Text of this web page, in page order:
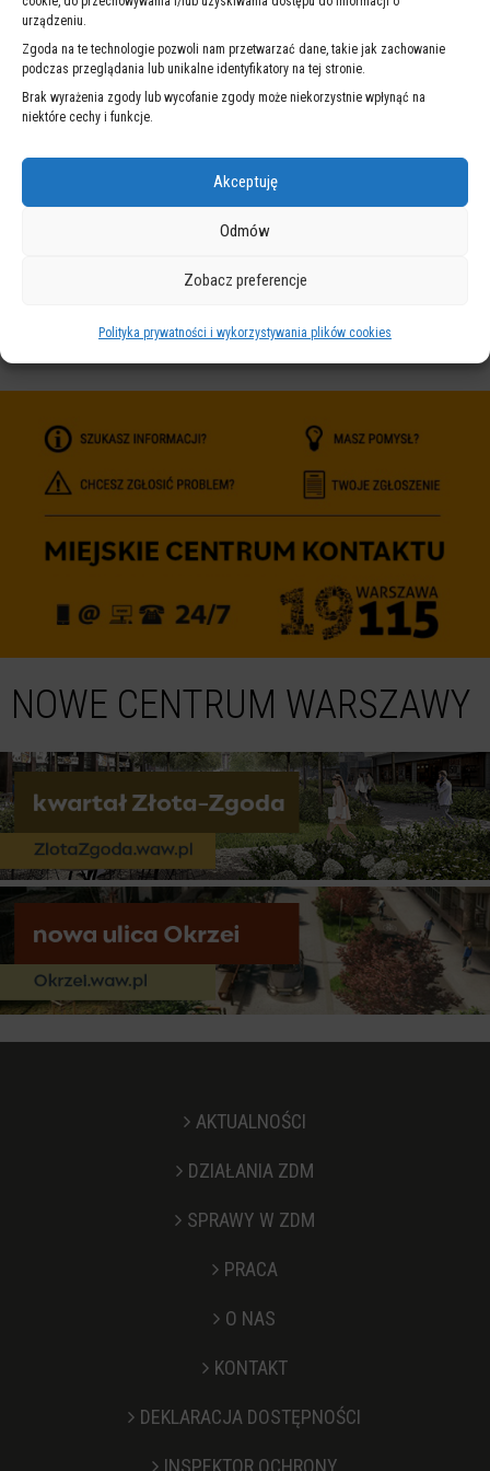
urządzeniu.
Zgoda na te technologie pozwoli nam przetwarzać dane, takie jak zachowanie
podczas przeglądania lub unikalne identyfikatory na tej stronie.
Brak wyrażenia zgody lub wycofanie zgody może niekorzystnie wpłynąć na
niektóre cechy i funkcje.
Akceptuję
Odmów
Zobacz preferencje
Polityka prywatności i wykorzystywania plików cookies
umowa
NA SKRÓTY
ZARZĄDZANIA
POWIADOMIEŃ
z
WARSZAWA 19115
NOWE CENTRUM WARSZAWY
AKTUALNOŚCI
DZIAŁANIA ZDM
SPRAWY W ZDM
PRACA
O NAS
KONTAKT
DEKLARACJA DOSTĘPNOŚCI